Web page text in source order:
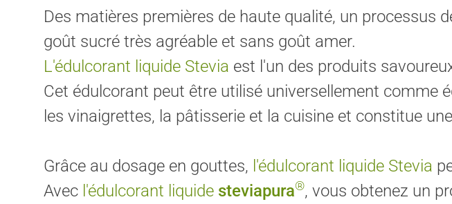
Des matières premières de haute qualité, un processus
goût sucré très agréable et sans goût amer.
L'édulcorant liquide Stevia est l'un des produits
Cet édulcorant peut être utilisé universellement comme
les vinaigrettes, la pâtisserie et la cuisine et constitue
Grâce au dosage en gouttes, l'édulcorant liquide Stevia
Avec l'édulcorant liquide steviapura®, vous obtenez un